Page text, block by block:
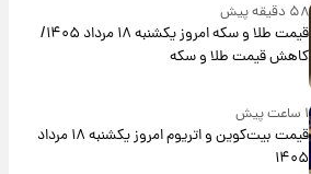
۵۸ دقیقه پیش
قیمت طلا و سکه امروز یکشنبه ۱۸ مرداد ۱۴۰۵/
کاهش قیمت طلا و سکه
۱ ساعت پیش
قیمت بیت‌کوین و اتریوم امروز یکشنبه ۱۸ مرداد
۱۴۰۵